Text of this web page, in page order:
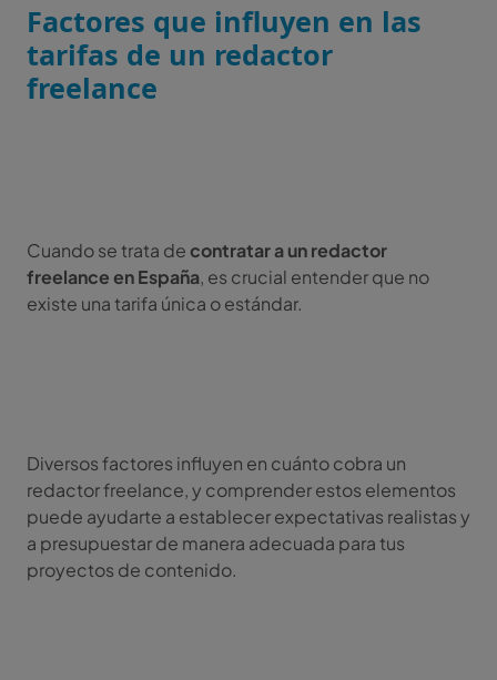
Factores que influyen en las
tarifas de un redactor
freelance
Cuando se trata decontratar a un redactor
freelance en España, es crucial entender que no
existe una tarifa única o estándar.
Diversos factores influyen en cuánto cobra un
redactor freelance, y comprender estos elementos
puede ayudarte a establecer expectativas realistas y
a presupuestar de manera adecuada para tus
proyectos de contenido.